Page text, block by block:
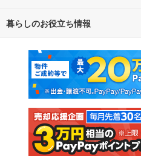
不動産・住宅
新築マンション
新築一戸建て
注文住宅
売却査定
暮らしのお役立ち情報
マンションカタログ